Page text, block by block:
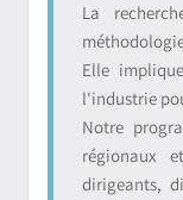
La
Elle
l'industrie
Notre
régionaux
dirigeants,